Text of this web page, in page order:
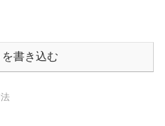
書き込む